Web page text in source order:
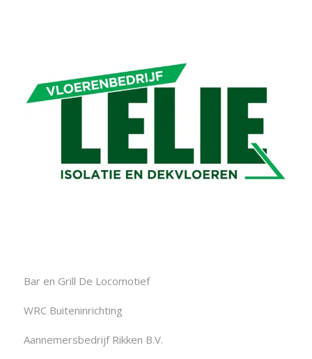
Bar en Grill De Locomotief
WRC Buiteninrichting
Aannemersbedrijf Rikken B.V.